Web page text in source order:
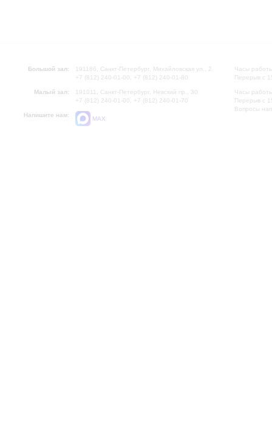
Большой зал:
191186, Санкт-Петербург, Михайловская ул., 2
+7 (812) 240-01-00, +7 (812) 240-01-80
Малый зал:
191011, Санкт-Петербург, Невский пр., 30
+7 (812) 240-01-00, +7 (812) 240-01-70
Напишите нам:
MAX
Часы
Перерыв с
Часы
Перерыв с
Вопросы